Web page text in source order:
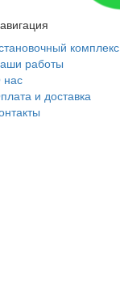
комплекс
работы
и доставка